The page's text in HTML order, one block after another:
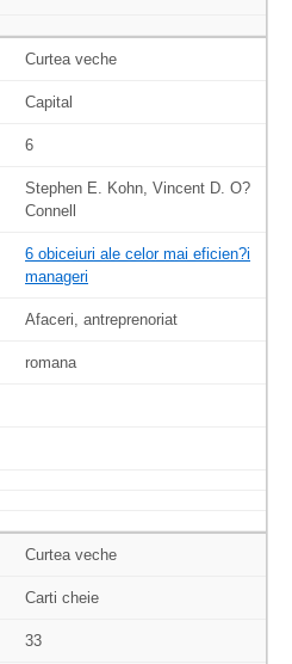
Curtea veche
Capital
6
Stephen E. Kohn, Vincent D. O?
Connell
6 obiceiuri ale celor mai eficien?i
manageri
Afaceri, antreprenoriat
romana
Curtea veche
Carti cheie
33